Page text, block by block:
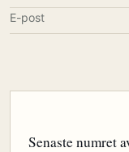
Senaste numret
E-post